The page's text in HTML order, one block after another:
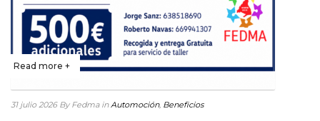
Read more +
31 julio 2026 By Fedma inAutomoción, Beneficios